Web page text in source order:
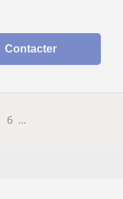
Contacter
6 ...